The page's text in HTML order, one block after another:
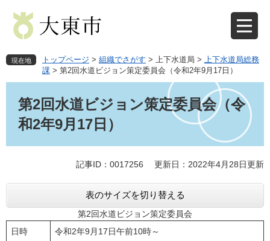
先
で
を
ば
へ
現在地 トップページ > 組織でさがす > 上下水道局 > 上下水道局総務
課 > 第2回水道ビジョン策定委員会（令和2年9月17日）
第2回水道ビジョン策定委員会（令
和2年9月17日）
記事ID：0017256 更新日：2022年4月28日更新
表のサイズを切り替える
第2回水道ビジョン策定委員会
日時
令和2年9月17日午前10時～